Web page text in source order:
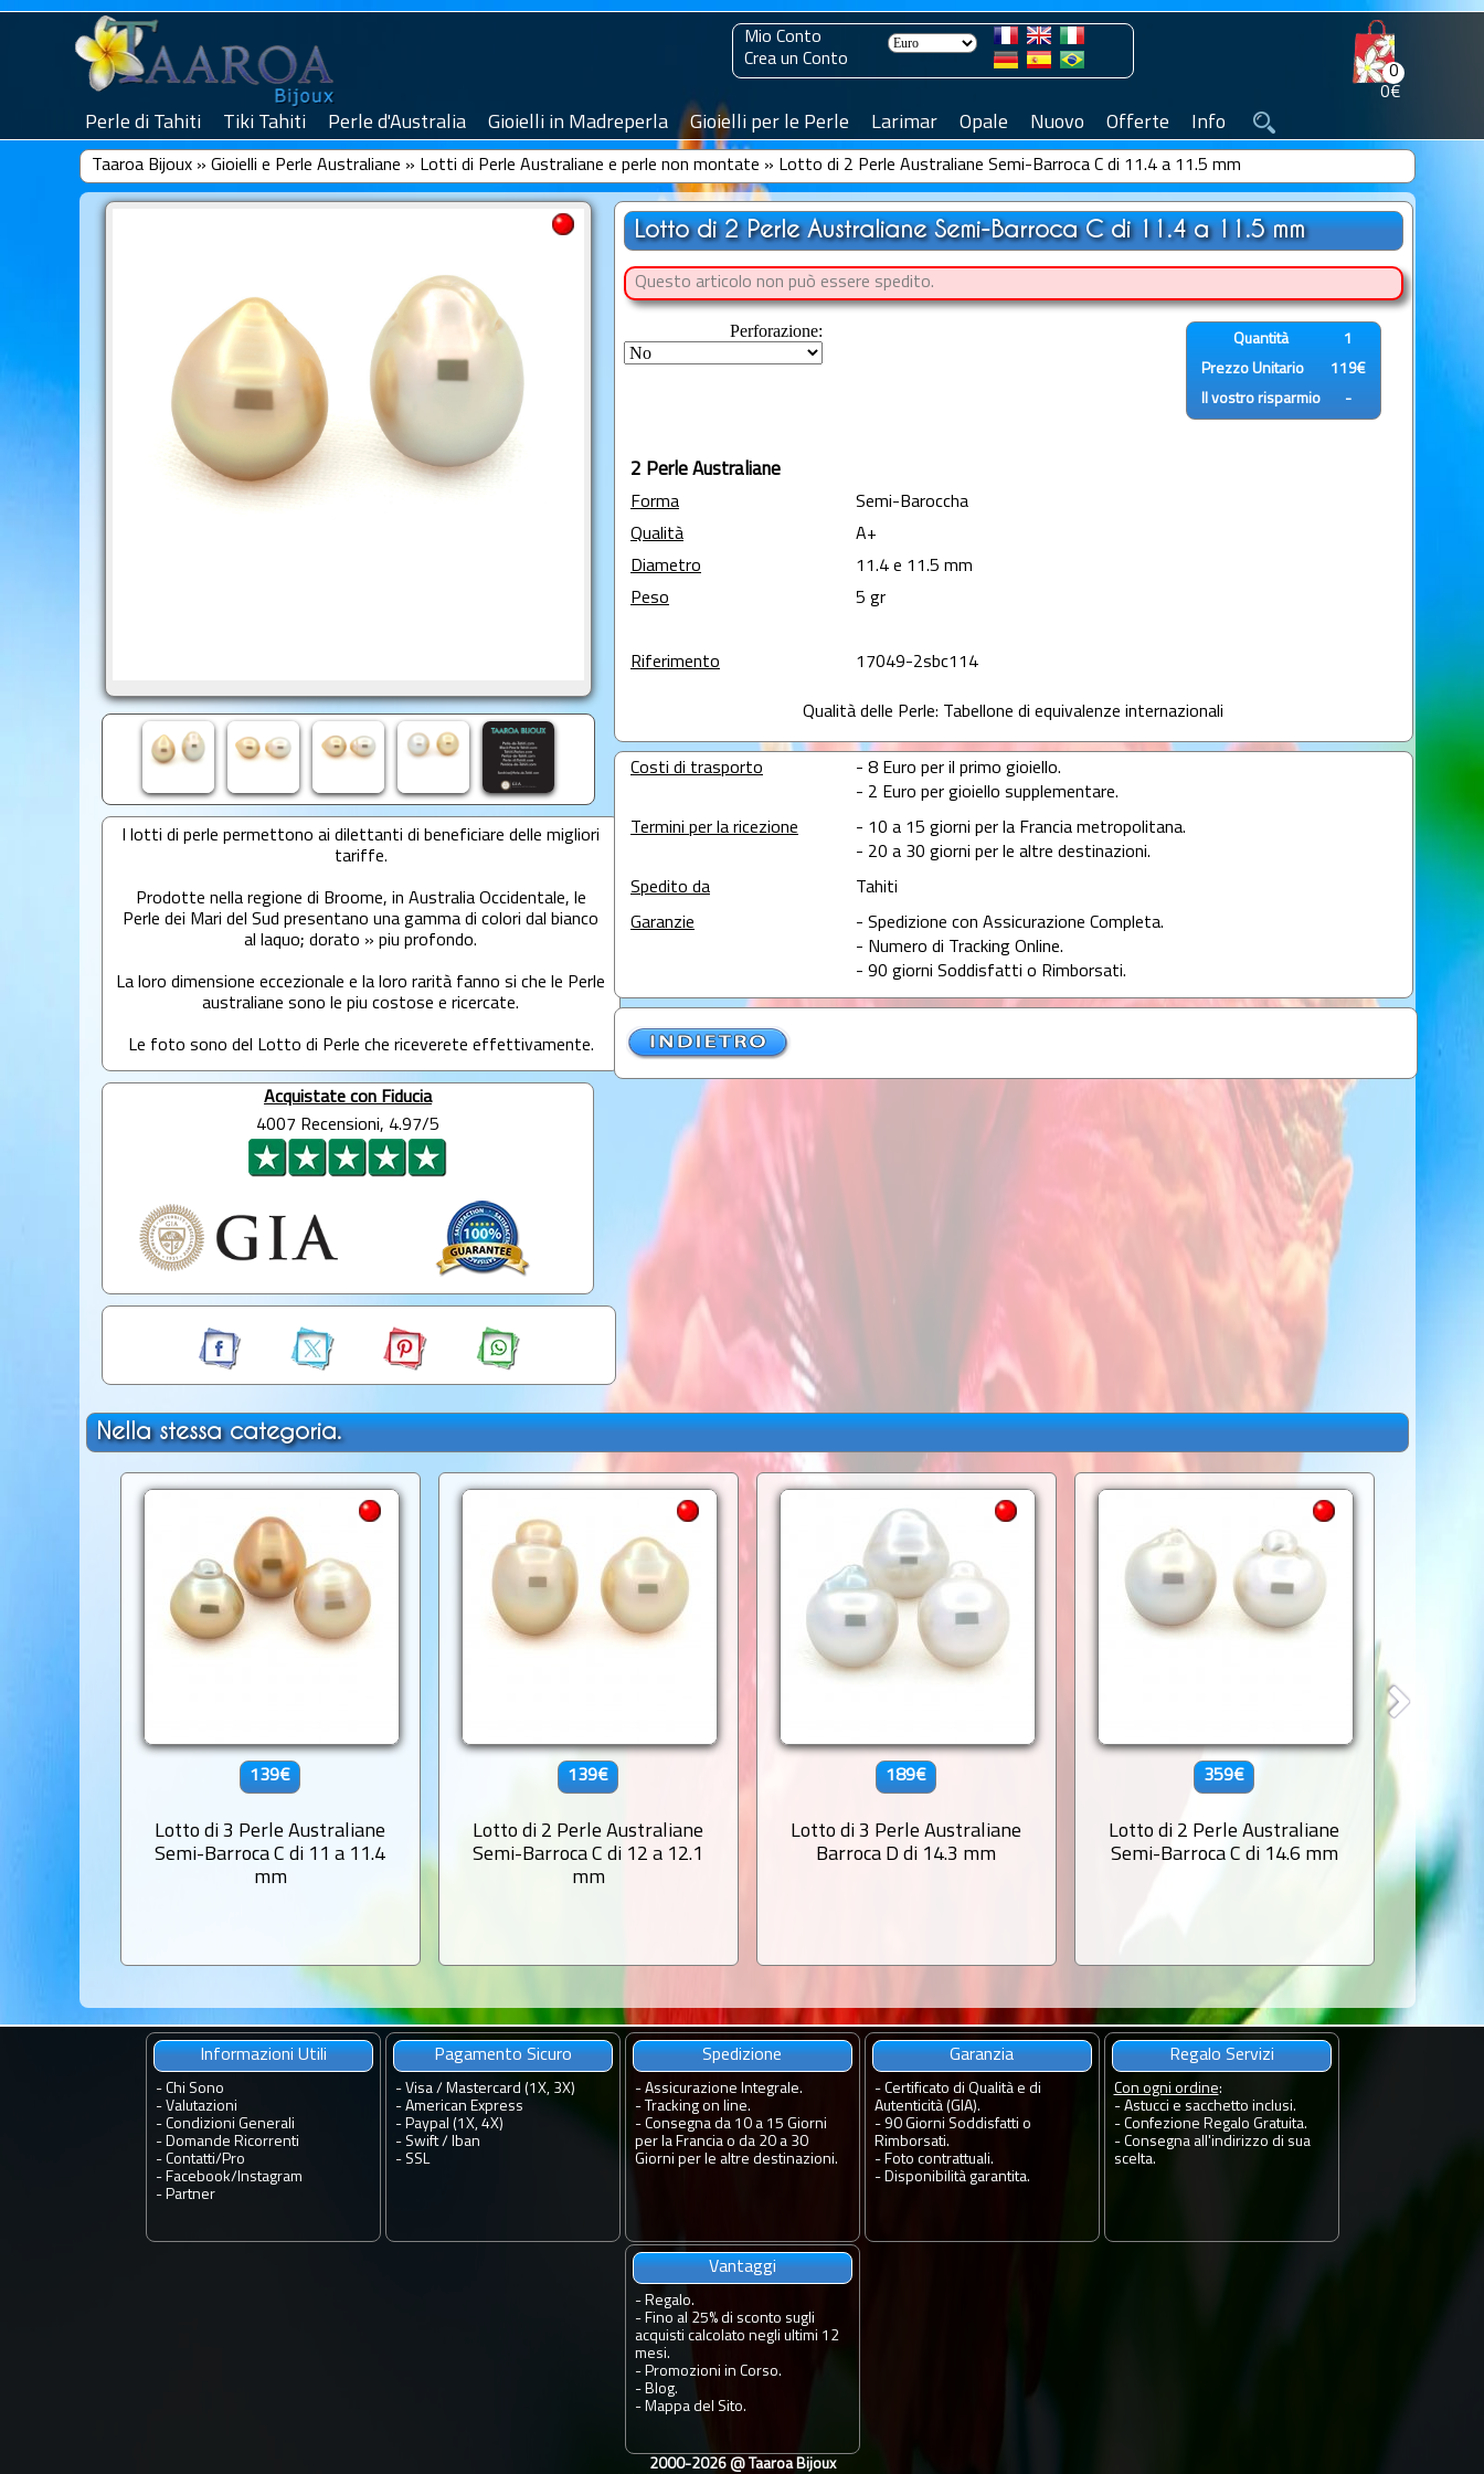
0
0€
Mio Conto
Crea un Conto
Perle di Tahiti Tiki Tahiti Perle d'Australia Gioielli in Madreperla Gioielli per le Perle Larimar Opale Nuovo Offerte Info
Taaroa Bijoux» Gioielli e Perle Australiane » Lotti di Perle Australiane e perle non montate » Lotto di 2 Perle Australiane Semi-Barroca C di 11.4 a 11.5 mm
I lotti di perle permettono ai dilettanti di beneficiare delle migliori
tariffe.
Prodotte nella regione di Broome, in Australia Occidentale, le
Perle dei Mari del Sud presentano una gamma di colori dal bianco
al laquo; dorato » piu profondo.
La loro dimensione eccezionale e la loro rarità fanno si che le Perle
australiane sono le piu costose e ricercate.
Le foto sono del Lotto di Perle che riceverete effettivamente.
Acquistate con Fiducia
4007 Recensioni, 4.97/5
Lotto di 2 Perle Australiane Semi-Barroca C di 11.4 a 11.5 mm
Questo articolo non può essere spedito.
Perforazione: Quantità
1
Prezzo Unitario
119€
Il vostro risparmio
-
2 Perle Australiane
Forma
Semi-Baroccha
Qualità
A+
Diametro
11.4 e 11.5 mm
Peso
5 gr
Riferimento 17049-2sbc114
Qualità delle Perle: Tabellone di equivalenze internazionali
Costi di trasporto
- 8 Euro per il primo gioiello.
- 2 Euro per gioiello supplementare.
Termini per la ricezione
- 10 a 15 giorni per la Francia metropolitana.
- 20 a 30 giorni per le altre destinazioni.
Spedito da
Tahiti
Garanzie
- Spedizione con Assicurazione Completa.
- Numero di Tracking Online.
- 90 giorni Soddisfatti o Rimborsati.
Nella stessa categoria.
139€
Lotto di 3 Perle Australiane
Semi-Barroca C di 11 a 11.4
mm
139€
Lotto di 2 Perle Australiane
Semi-Barroca C di 12 a 12.1
mm
189€
Lotto di 3 Perle Australiane
Barroca D di 14.3 mm
359€
Lotto di 2 Perle Australiane
Semi-Barroca C di 14.6 mm
Lotto
Informazioni Utili
- Chi Sono
- Valutazioni
- Condizioni Generali
- Domande Ricorrenti
- Contatti/ Pro
- Facebook/ Instagram
- Partner
Pagamento Sicuro
- Visa / Mastercard (1X, 3X)
- American Express
- Paypal (1X, 4X)
- Swift / Iban
- SSL
Spedizione
- Assicurazione Integrale.
- Tracking on line.
- Consegna da 10 a 15 Giorni
per la Francia o da 20 a 30
Giorni per le altre destinazioni.
Garanzia
- Certificato di Qualità e di
Autenticità (GIA).
- 90 Giorni Soddisfatti o
Rimborsati.
- Foto contrattuali.
- Disponibilità garantita.
Regalo Servizi
Con ogni ordine:
- Astucci e sacchetto inclusi.
- Confezione Regalo Gratuita.
- Consegna all'indirizzo di sua
scelta.
Vantaggi
- Regalo.
- Fino al 25% di sconto sugli
acquisti calcolato negli ultimi 12
mesi.
- Promozioni in Corso.
- Blog.
- Mappa del Sito.
2000-2026 @
Taaroa Bijoux